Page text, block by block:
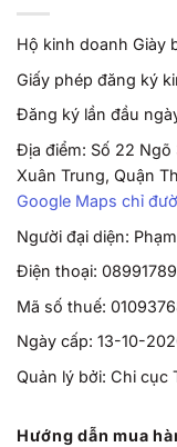
Hộ kinh doanh Giày
Giấy phép đăng ký
Đăng ký lần đầu
Địa điểm: Số 22
Xuân Trung, Quận
Google Maps chỉ
Người đại diện:
Điện thoại:
Mã số thuế:
Ngày cấp: 13-10-
Quản lý bởi: Chi cục
Hướng dẫn mua